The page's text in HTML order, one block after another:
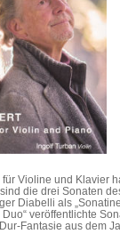
für Violine und Klavier
die drei Sonaten
Diabelli als
veröffentlichte
Fantasie aus dem